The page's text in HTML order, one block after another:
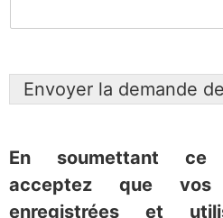
Envoyer la demande
En soumettant ce
acceptez que vos
enregistrées et